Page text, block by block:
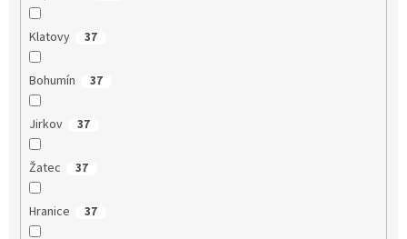
Klatovy 37
Bohumín 37
Jirkov 37
Žatec 37
Hranice 37